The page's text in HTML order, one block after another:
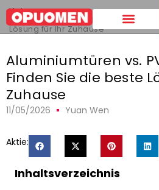
Heim >
Aluminiumtüren vs. PVC-Türen –
Lösung für Ihr Zuhause
Aluminiumtüren vs.
Finden Sie die beste
Zuhause
11/05/2026 Yuan Wen
Aktie:
Inhaltsverzeichnis